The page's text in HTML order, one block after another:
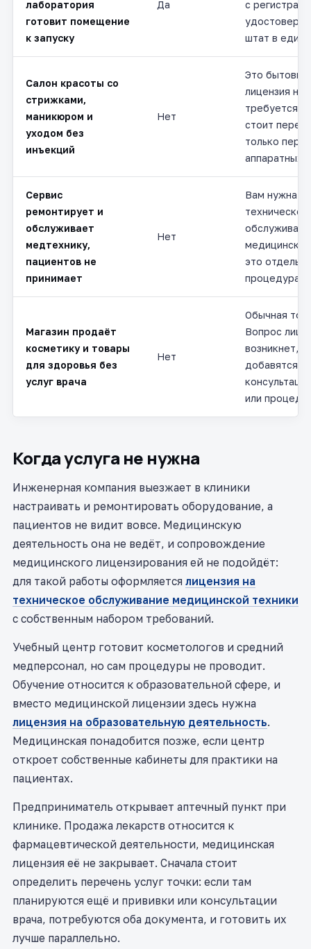
лаборатория
готовит помещение
к запуску
Да
с
штат в
Салон красоты со
стрижками,
маникюром и
уходом без
инъекций
Нет
Это бытовые
лицензия не
требуется.
стоит
только
аппаратных
Сервис
ремонтирует и
обслуживает
медтехнику,
пациентов не
принимает
Нет
Вам нужна
техническое
это
процедура
Магазин продаёт
косметику и товары
для здоровья без
услуг врача
Нет
Обычная
Вопрос
возникнет,
добавятся
или
Когда услуга не нужна
Инженерная компания выезжает в клиники
настраивать и ремонтировать оборудование, а
пациентов не видит вовсе. Медицинскую
деятельность она не ведёт, и сопровождение
медицинского лицензирования ей не подойдёт:
для такой работы оформляется лицензия на
техническое обслуживание медицинской техники
с собственным набором требований.
Учебный центр готовит косметологов и средний
медперсонал, но сам процедуры не проводит.
Обучение относится к образовательной сфере, и
вместо медицинской лицензии здесь нужна
лицензия на образовательную деятельность.
Медицинская понадобится позже, если центр
откроет собственные кабинеты для практики на
пациентах.
Предприниматель открывает аптечный пункт при
клинике. Продажа лекарств относится к
фармацевтической деятельности, медицинская
лицензия её не закрывает. Сначала стоит
определить перечень услуг точки: если там
планируются ещё и прививки или консультации
врача, потребуются оба документа, и готовить их
лучше параллельно.